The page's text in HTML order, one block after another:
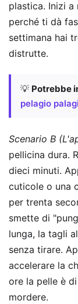
plastica. Inizi
perché ti dà
settimana hai
distrutte.
💡 Potrebbe
pelagio
Scenario B
pellicina dura.
dieci minuti.
cuticole o una
per trenta
smette di
lunga, la tagli
senza tirare.
accelerare la
ore la pelle è
mordere.